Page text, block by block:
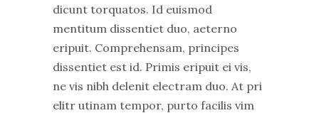
dicunt torquatos. Id euismod
mentitum dissentiet duo, aeterno
eripuit. Comprehensam, principes
dissentiet est id. Primis eripuit ei vis,
ne vis nibh delenit electram duo. At pri
elitr utinam tempor, purto facilis vim